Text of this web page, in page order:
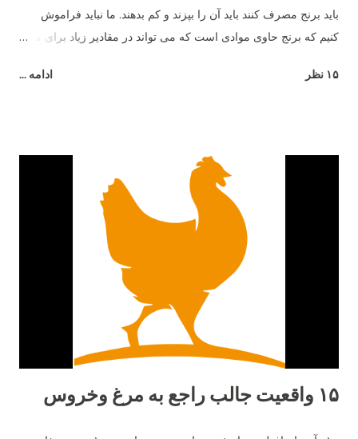
باید برنج مصرف کنند باید آن را بپزند و کم بدهند. ما نباید فراموش
کنیم که برنج حاوی موادی است که می تواند در مقادیر زیاد برای مرغ
۱۵ نظر ادامه ...
۱۵ واقعیت جالب راجع به مرغ وخروس